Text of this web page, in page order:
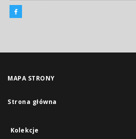
MAPA STRONY
Strona główna
Kolekcje